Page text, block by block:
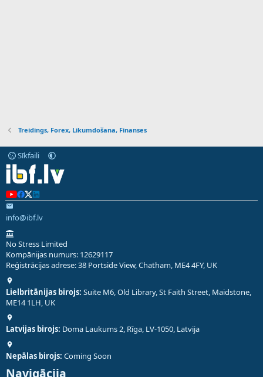
Treidings, Forex, Likumdošana, Finanses
Sīkfaili
info@ibf.lv
No Stress Limited
Kompānijas numurs: 12629117
Reģistrācijas adrese: 38 Portside View, Chatham, ME4 4FY, UK
Lielbritānijas birojs: Suite M6, Old Library, St Faith Street, Maidstone,
ME14 1LH, UK
Latvijas birojs: Doma Laukums 2, Rīga, LV-1050, Latvija
Nepālas birojs: Coming Soon
Navigācija